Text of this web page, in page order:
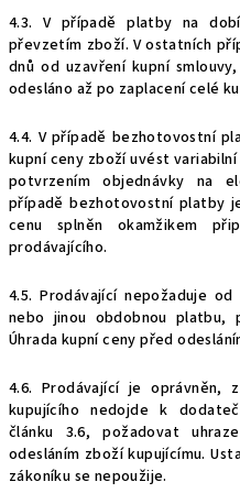
4.3.V případě platby na
převzetím zboží. V ostatních
dnů od uzavření kupní
odesláno až po zaplacení celé
4.4. V případě bezhotovostní
kupní ceny zboží uvést
potvrzením objednávky na
případě bezhotovostní platby
cenu splněn okamžikem
prodávajícího.
4.5. Prodávající nepožaduje
nebo jinou obdobnou platbu,
Úhrada kupní ceny před
4.6. Prodávající je oprávněn,
kupujícího nedojde k
článku 3.6, požadovat
odesláním zboží kupujícímu.
zákoníku se nepoužije.